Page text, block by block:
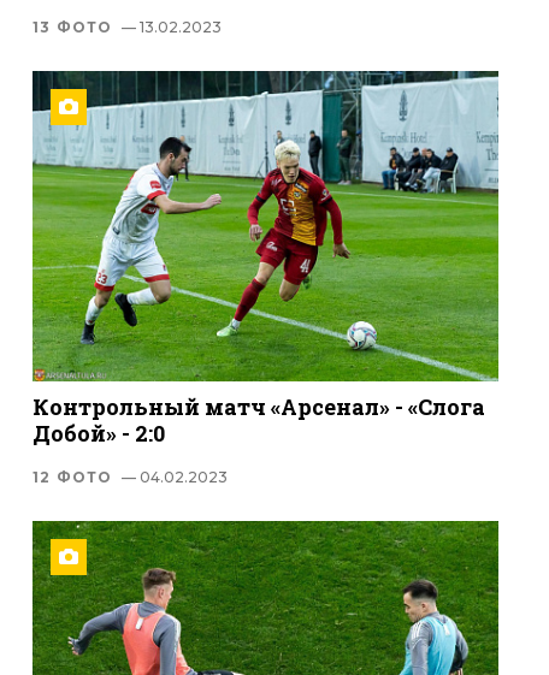
13 ФОТО — 13.02.2023
Контрольный матч «Арсенал» - «Слога
Добой» - 2:0
12 ФОТО — 04.02.2023